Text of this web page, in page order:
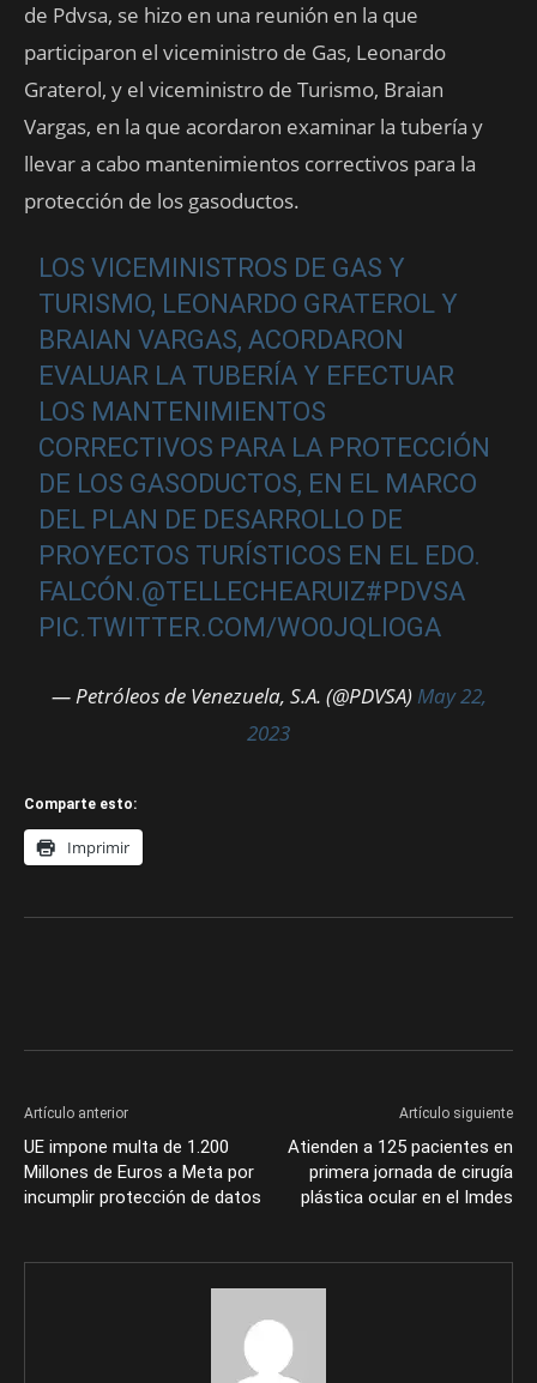
de Pdvsa, se hizo en una reunión en la que
participaron el viceministro de Gas, Leonardo
Graterol, y el viceministro de Turismo, Braian
Vargas, en la que acordaron examinar la tubería y
llevar a cabo mantenimientos correctivos para la
protección de los gasoductos.
LOS VICEMINISTROS DE GAS Y
TURISMO, LEONARDO GRATEROL Y
BRAIAN VARGAS, ACORDARON
EVALUAR LA TUBERÍA Y EFECTUAR
LOS MANTENIMIENTOS
CORRECTIVOS PARA LA PROTECCIÓN
DE LOS GASODUCTOS, EN EL MARCO
DEL PLAN DE DESARROLLO DE
PROYECTOS TURÍSTICOS EN EL EDO.
FALCÓN.@TELLECHEARUIZ#PDVSA
PIC.TWITTER.COM/WO0JQLIOGA
— Petróleos de Venezuela, S.A. (@PDVSA) May 22,
2023
Comparte esto:
Imprimir
Artículo anterior
UE impone multa de 1.200
Millones de Euros a Meta por
incumplir protección de datos
Artículo siguiente
Atienden a 125 pacientes en
primera jornada de cirugía
plástica ocular en el Imdes